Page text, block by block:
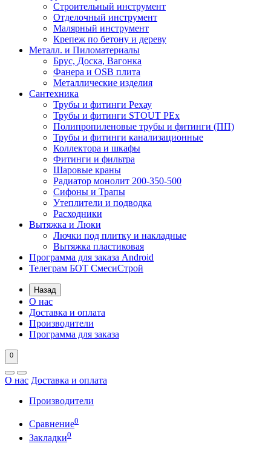
Строительный инструмент
Отделочный инструмент
Малярный инструмент
Крепеж по бетону и дереву
Металл. и Пиломатериалы
Брус, Доска, Вагонка
Фанера и OSB плита
Металлические изделия
Сантехника
Трубы и фитинги Рехау
Трубы и фитинги STOUT PEx
Полипропиленовые трубы и фитинги (ПП)
Трубы и фитинги канализационные
Коллектора и шкафы
Фитинги и фильтра
Шаровые краны
Радиатор монолит 200-350-500
Сифоны и Трапы
Утеплители и подводка
Расходники
Вытяжка и Люки
Лючки под плитку и накладные
Вытяжка пластиковая
Программа для заказа Android
Телеграм БОТ СмесиСтрой
Назад
О нас
Доставка и оплата
Производители
Программа для заказа
0
О нас Доставка и оплата
Производители
Сравнение0
Закладки0